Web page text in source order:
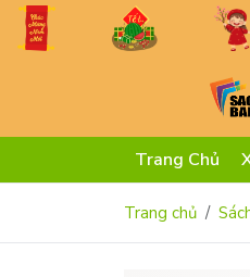
Trang Chủ
Trang chủ